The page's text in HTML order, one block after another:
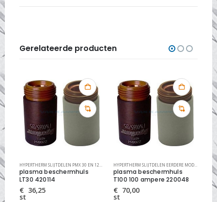
Gerelateerde producten
PLASMA SLIJTDELEN, PLASMA SNIJSYSTEMEN
plasma beschermhuls
LT30 420114
€ 36,25
st
plasma beschermhuls
T100 100 ampere 220048
€ 70,00
st